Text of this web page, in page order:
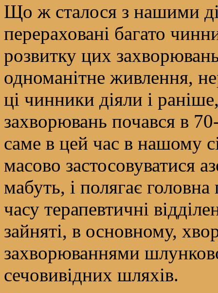
Що ж сталося з нашими
перераховані багато
розвитку цих
одноманітне живлення,
ці чинники діяли і
захворювань почався в
саме в цей час в нашому
масово застосовуватися
мабуть, і полягає
часу терапевтичні
зайняті, в основному,
захворюваннями
сечовивідних шляхів.